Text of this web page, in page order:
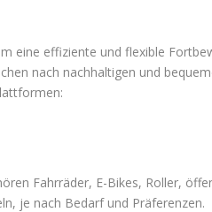
eine effiziente und flexible
nach nachhaltigen und
Fahrräder, E-Bikes, Roller,
je nach Bedarf und Präferenzen.